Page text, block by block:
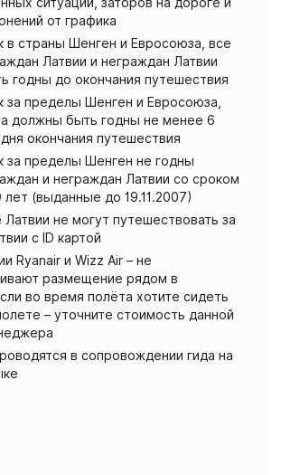
от графика
в страны Шенген и Евросоюза, все
Латвии и неграждан Латвии
годны до окончания путешествия
за пределы Шенген и Евросоюза,
должны быть годны не менее 6
окончания путешествия
за пределы Шенген не годны
и неграждан Латвии со сроком
лет (выданные до 19.11.2007)
не могут путешествовать за
с ID картой
Ryanair и Wizz Air – не
размещение рядом в
во время полёта хотите сидеть
– уточните стоимость данной
в сопровождении гида на